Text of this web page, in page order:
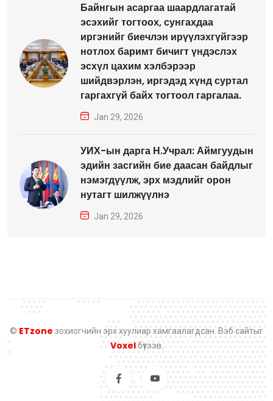
Байнгын асаргаа шаардлагатай
эсэхийг тогтоох, сунгахдаа
иргэнийг биечлэн ирүүлэхгүйгээр
нотлох баримт бичигт үндэслэх
эсхүл цахим хэлбэрээр
шийдвэрлэн, иргэдэд хүнд суртал
гаргахгүй байх тогтоол гаргалаа.
Jan 29, 2026
УИХ-ын дарга Н.Учрал: Аймгуудын
эдийн засгийн бие даасан байдлыг
нэмэгдүүлж, эрх мэдлийг орон
нутагт шилжүүлнэ
Jan 29, 2026
© ETzone зохиогчийн эрх хуулиар хамгаалагдсан. Вэб сайтыг
Voxelбүтээв.